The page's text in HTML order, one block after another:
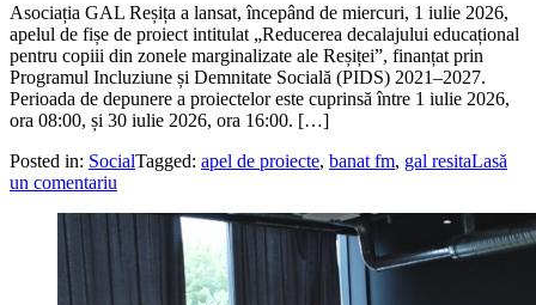
Asociația GAL Reșița a lansat, începând de miercuri, 1 iulie 2026,
apelul de fișe de proiect intitulat „Reducerea decalajului educațional
pentru copiii din zonele marginalizate ale Reșiței”, finanțat prin
Programul Incluziune și Demnitate Socială (PIDS) 2021–2027.
Perioada de depunere a proiectelor este cuprinsă între 1 iulie 2026,
ora 08:00, și 30 iulie 2026, ora 16:00. […]
Posted in: SocialTagged: apel de proiecte, banat fm, gal resitaLasă
un comentariu